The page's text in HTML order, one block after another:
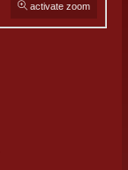
activate zoom